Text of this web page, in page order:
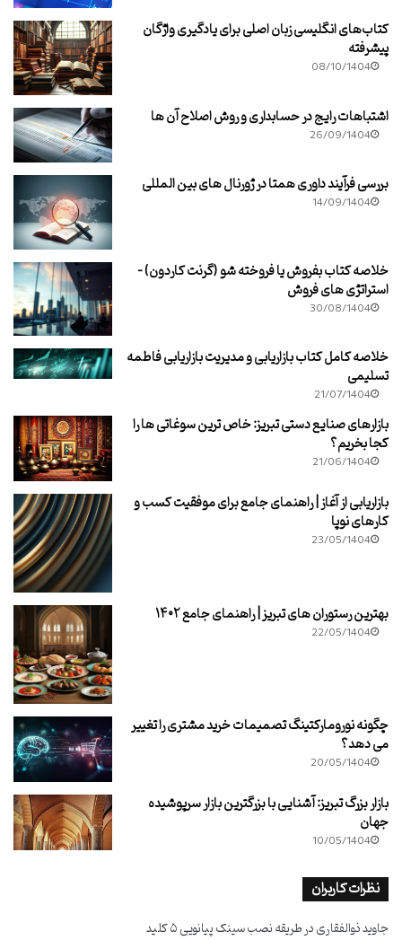
کتاب‌های انگلیسی زبان اصلی برای یادگیری واژگان
پیشرفته
08/10/1404
اشتباهات رایج در حسابداری و روش اصلاح آن ها
26/09/1404
بررسی فرآیند داوری همتا در ژورنال های بین المللی
14/09/1404
خلاصه کتاب بفروش یا فروخته شو (گرنت کاردون) –
استراتژی های فروش
30/08/1404
خلاصه کامل کتاب بازاریابی و مدیریت بازاریابی فاطمه
تسلیمی
21/07/1404
بازارهای صنایع دستی تبریز: خاص ترین سوغاتی ها را
کجا بخریم؟
21/06/1404
بازاریابی از آغاز | راهنمای جامع برای موفقیت کسب و
کارهای نوپا
23/05/1404
بهترین رستوران های تبریز | راهنمای جامع ۱۴۰۲
22/05/1404
چگونه نورومارکتینگ تصمیمات خرید مشتری را تغییر
می دهد؟
20/05/1404
بازار بزرگ تبریز: آشنایی با بزرگترین بازار سرپوشیده
جهان
10/05/1404
نظرات کاربران
جاوید ذوالفقاریدرطریقه نصب سینک پیانویی ۵ کلید